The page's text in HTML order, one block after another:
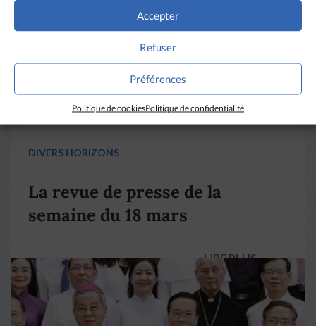
Accepter
Refuser
Préférences
Politique de cookiesPolitique de confidentialité
DIVERS HORIZONS
La revue de presse de la
semaine du 18 mars
LIRE PLUS →